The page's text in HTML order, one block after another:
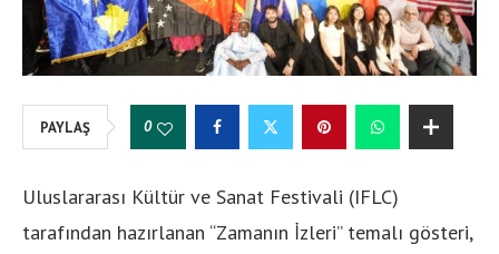
PAYLAŞ 0
Uluslararası Kültür ve Sanat Festivali (IFLC)
tarafından hazırlanan “Zamanın İzleri” temalı gösteri,